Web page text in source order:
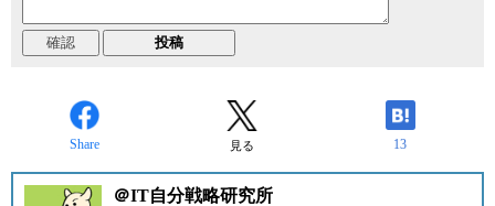
Share 見る 13
＠IT自分戦略研究所